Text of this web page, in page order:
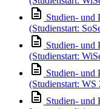
Studien- und
(Studienstart:
Studien- und
(Studienstart:
Studien- und
(Studienstart: WS
Studien- und